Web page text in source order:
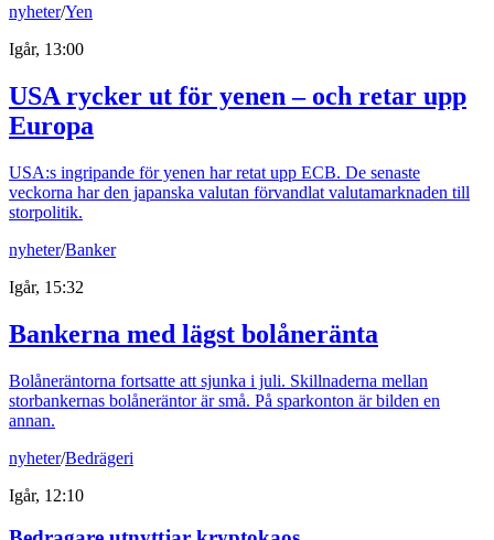
nyheter/Yen
Igår, 13:00
USA rycker ut för yenen – och retar upp
Europa
USA:s ingripande för yenen har retat upp ECB. De senaste
veckorna har den japanska valutan förvandlat valutamarknaden till
storpolitik.
nyheter/Banker
Igår, 15:32
Bankerna med lägst bolåneränta
Bolåneräntorna fortsatte att sjunka i juli. Skillnaderna mellan
storbankernas bolåneräntor är små. På sparkonton är bilden en
annan.
nyheter/Bedrägeri
Igår, 12:10